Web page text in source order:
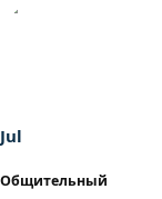
Jul
Общительный